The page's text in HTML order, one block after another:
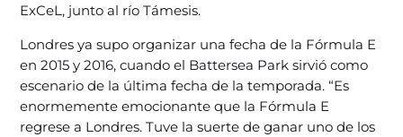
ExCeL, junto al río Támesis.
Londres ya supo organizar una fecha de la Fórmula E
en 2015 y 2016, cuando el Battersea Park sirvió como
escenario de la última fecha de la temporada. “Es
enormemente emocionante que la Fórmula E
regrese a Londres. Tuve la suerte de ganar uno de los